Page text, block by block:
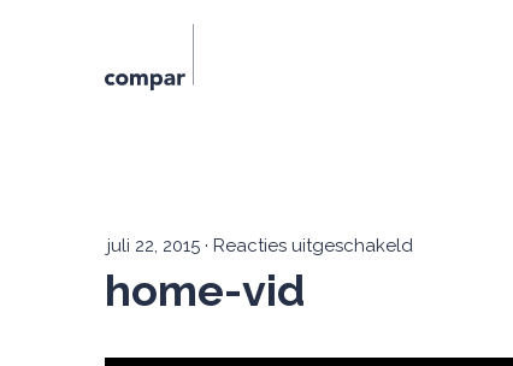
juli 22, 2015 · Reacties uitgeschakeld
home-vid